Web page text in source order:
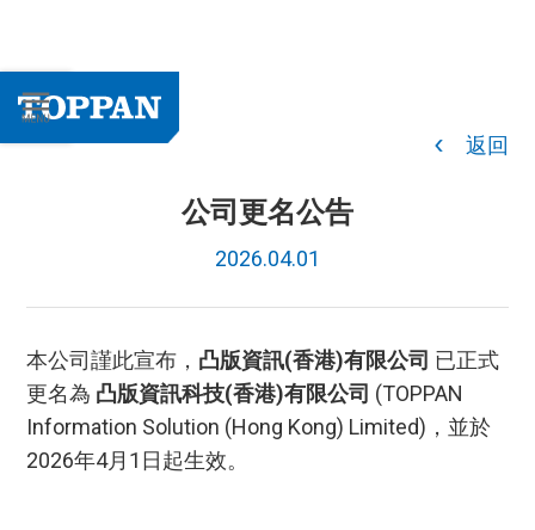
返回
公司更名公告
2026.04.01
本公司謹此宣布， 凸版資訊(香港)有限公司 已正式
更名為 凸版資訊科技(香港)有限公司 (TOPPAN
Information Solution (Hong Kong) Limited)，並於
2026年4月1日起生效。